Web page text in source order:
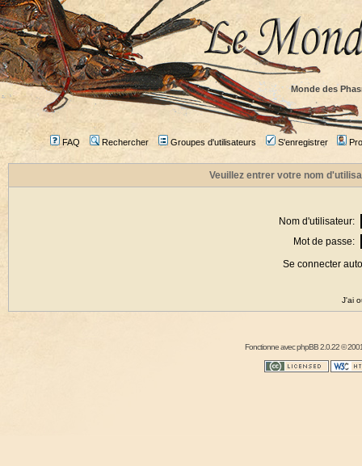
Monde des
FAQ Rechercher Groupes d'utilisateurs S'enregistrer
Veuillez entrer votre nom
Nom d'utilisateur:
Mot de passe:
Se connecter
J'ai
Fonctionne avecphpBB2.0.22 ©